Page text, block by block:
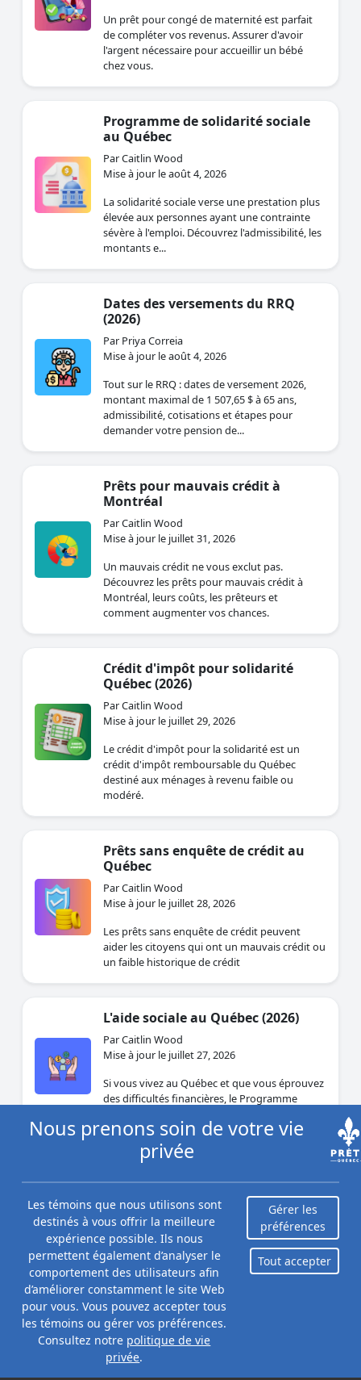
Un prêt pour congé de maternité est parfait
de compléter vos revenus. Assurer d'avoir
l'argent nécessaire pour accueillir un bébé
chez vous.
Programme de solidarité sociale
au Québec
Par Caitlin Wood
Mise à jour le août 4, 2026
La solidarité sociale verse une prestation plus
élevée aux personnes ayant une contrainte
sévère à l'emploi. Découvrez l'admissibilité, les
montants e...
Dates des versements du RRQ
(2026)
Par Priya Correia
Mise à jour le août 4, 2026
Tout sur le RRQ : dates de versement 2026,
montant maximal de 1 507,65 $ à 65 ans,
admissibilité, cotisations et étapes pour
demander votre pension de...
Prêts pour mauvais crédit à
Montréal
Par Caitlin Wood
Mise à jour le juillet 31, 2026
Un mauvais crédit ne vous exclut pas.
Découvrez les prêts pour mauvais crédit à
Montréal, leurs coûts, les prêteurs et
comment augmenter vos chances.
Crédit d'impôt pour solidarité
Québec (2026)
Par Caitlin Wood
Mise à jour le juillet 29, 2026
Le crédit d'impôt pour la solidarité est un
crédit d'impôt remboursable du Québec
destiné aux ménages à revenu faible ou
modéré.
Prêts sans enquête de crédit au
Québec
Par Caitlin Wood
Mise à jour le juillet 28, 2026
Les prêts sans enquête de crédit peuvent
aider les citoyens qui ont un mauvais crédit ou
un faible historique de crédit
L'aide sociale au Québec (2026)
Par Caitlin Wood
Mise à jour le juillet 27, 2026
Si vous vivez au Québec et que vous éprouvez
des difficultés financières, le Programme
crédit au Québec
Par Caitlin Wood
Mise à jour le juillet 24, 2026
Prêts garantis ou non, où les obtenir, taux
d'intérêt, plafond de 35 % et démarches : le
guide complet du financement à long terme,
même avec mauvais ...
Nous prenons soin de votre vie
privée
Les témoins que nous utilisons sont
destinés à vous offrir la meilleure
expérience possible. Ils nous
permettent également d’analyser le
comportement des utilisateurs afin
d’améliorer constamment le site Web
pour vous. Vous pouvez accepter tous
les témoins ou gérer vos préférences.
Consultez notre politique de vie
privée.
Gérer les
préférences
Tout accepter